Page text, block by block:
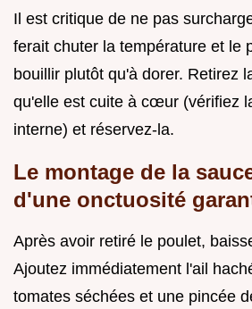
Il est critique de ne pas
ferait chuter la température et le
bouillir plutôt qu'à dorer. Retirez
qu'elle est cuite à cœur (vérifiez
interne) et réservez-la.
Le montage de la
d'une onctuosité
Après avoir retiré le poulet,
Ajoutez immédiatement l'ail
tomates séchées et une pincée